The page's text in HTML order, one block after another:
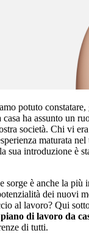
potuto
ha assunto un
società. Chi vi
maturata
sua introduzione è
sorge è anche la più
dei nuovi
al lavoro? Qui
piano di lavoro da
di tutti.